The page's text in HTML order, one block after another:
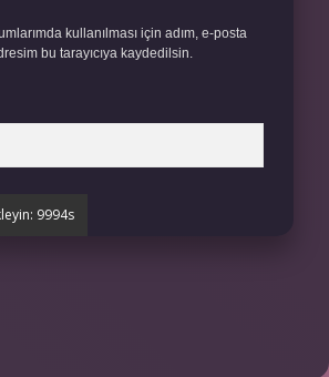
kullanılması için adım, e-posta
bu tarayıcıya kaydedilsin.